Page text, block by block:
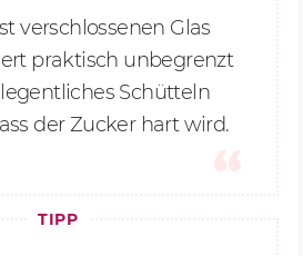
verschlossenen Glas
praktisch unbegrenzt
Schütteln
der Zucker hart wird.
TIPP